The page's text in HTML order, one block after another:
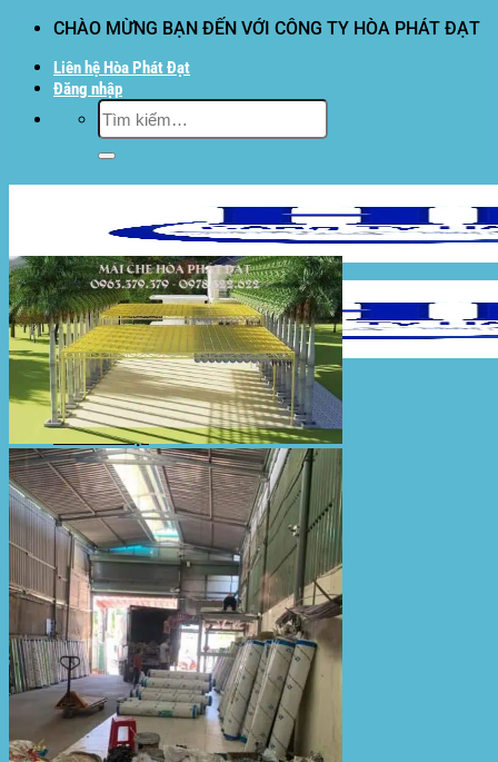
dung
CHÀO MỪNG BẠN ĐẾN VỚI CÔNG TY HÒA PHÁT ĐẠT
Liên hệ Hòa Phát Đạt
Đăng nhập
Tìm
kiếm:
Hòa Phát Đạt
Giới thiệu Hòa Phát Đạt
Sản Phẩm
Sản Phẩm Bạt Che Ngoài Trời
Bạt che nắng mưa
Bạt kéo ngoài trời
Bạt che tự cuốn
Bạt nhựa xanh cam
Bạt sọc 3 màu
Bạt nhựa giá rẻ
Bạt lót ao hồ
Bạt nhựa đen HDPE
Màng chống thấm HDPE
Sản Phẩm Dù Che Ngoài Trời
Dù che nắng
Dù che quán cafe